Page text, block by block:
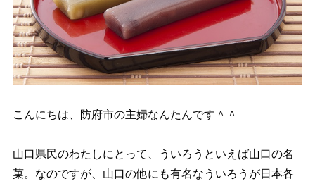
こんにちは、防府市の主婦なんたんです＾＾
山口県民のわたしにとって、ういろうといえば山口の名
菓。なのですが、山口の他にも有名なういろうが日本各